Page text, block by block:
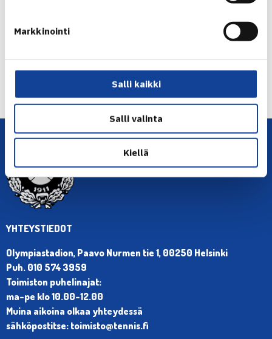
Markkinointi
Salli kaikki
Salli valinta
Kiellä
← Edellinen
Seuraava uutinen: Suomalaiselle avaustappio
YHTEYSTIEDOT
Olympiastadion, Paavo Nurmen tie 1, 00250 Helsinki
Puh. 010 574 3959
Toimiston puhelinajat:
ma-pe klo 10.00-12.00
Muina aikoina olkaa yhteydessä
sähköpostitse: toimisto@tennis.fi